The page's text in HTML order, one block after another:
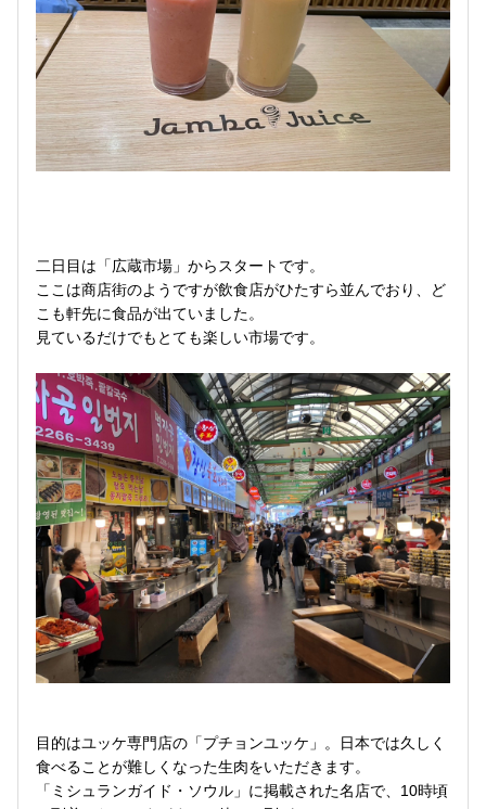
二日目は「広蔵市場」からスタートです。
ここは商店街のようですが飲食店がひたすら並んでおり、ど
こも軒先に食品が出ていました。
見ているだけでもとても楽しい市場です。
目的はユッケ専門店の「プチョンユッケ」。日本では久しく
食べることが難しくなった生肉をいただきます。
「ミシュランガイド・ソウル」に掲載された名店で、10時頃